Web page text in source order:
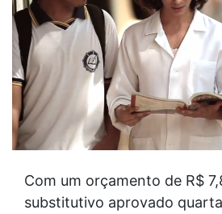
Com um orçamento de R$
substitutivo aprovado